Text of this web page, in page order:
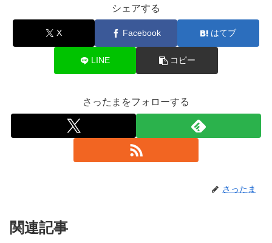
シェアする
X Facebook はてブ
LINE コピー
さったまをフォローする
さったま
関連記事